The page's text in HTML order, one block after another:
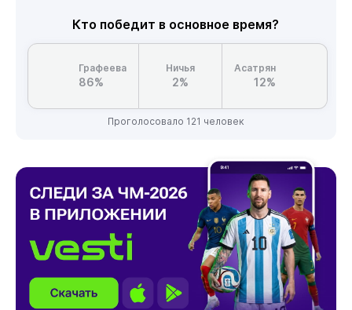
Кто победит в основное время?
Графеева
86%
Ничья
2%
Асатрян
12%
Проголосовало 121 человек